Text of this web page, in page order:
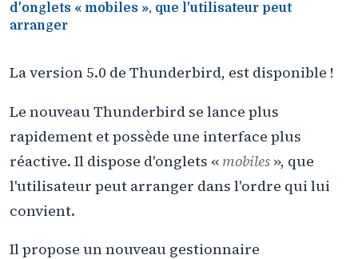
d'onglets « mobiles », que l'utilisateur peut
arranger
La version 5.0 de Thunderbird, est disponible !
Le nouveau Thunderbird se lance plus
rapidement et possède une interface plus
réactive. Il dispose d'onglets « mobiles », que
l'utilisateur peut arranger dans l'ordre qui lui
convient.
Il propose un nouveau gestionnaire